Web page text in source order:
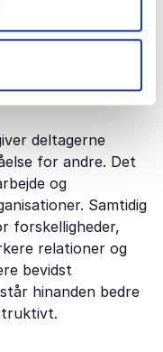
om
deltagerne
for andre. Det
og
Samtidig
forskelligheder,
relationer og
bevidst
hinanden bedre